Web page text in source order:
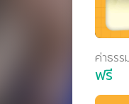
ค่าธรร
ฟรี